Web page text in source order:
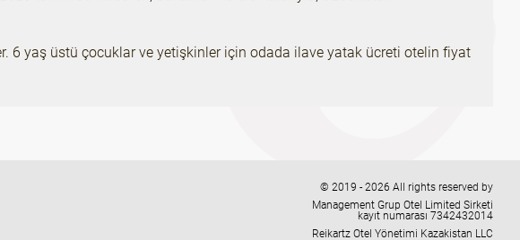
6 yaş üstü çocuklar ve yetişkinler için odada ilave yatak ücreti otelin fiyat
© 2019 - 2026 All rights reserved by
Management Grup Otel Limited Sirketi
kayıt numarası 7342432014
Reikartz Otel Yönetimi Kazakistan LLC